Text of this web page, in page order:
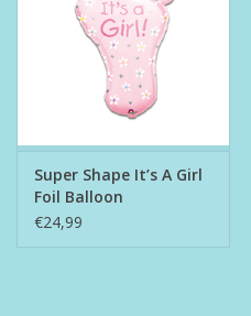
Super Shape It’s A Girl
Foil Balloon
€24,99